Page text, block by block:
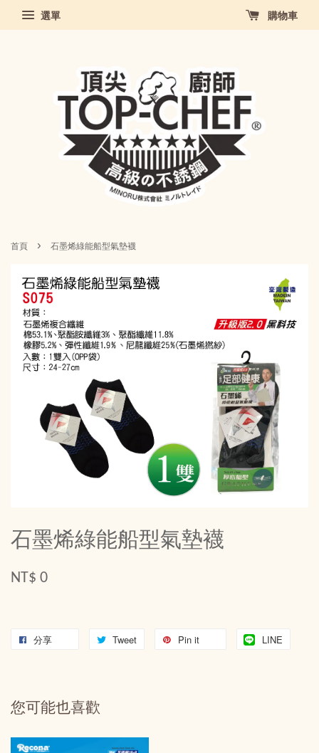
選單 購物車
首頁 › 石墨烯綠能船型氣墊襪
石墨烯綠能船型氣墊襪
NT$ 0
分享 Tweet Pin it LINE
您可能也喜歡